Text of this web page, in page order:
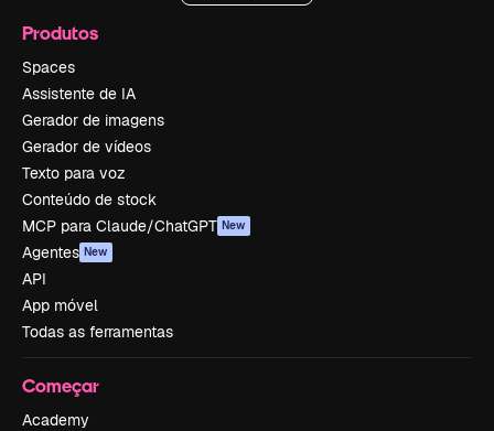
Produtos
Spaces
Assistente de IA
Gerador de imagens
Gerador de vídeos
Texto para voz
Conteúdo de stock
MCP para Claude/ChatGPT New
Agentes New
API
App móvel
Todas as ferramentas
Começar
Academy